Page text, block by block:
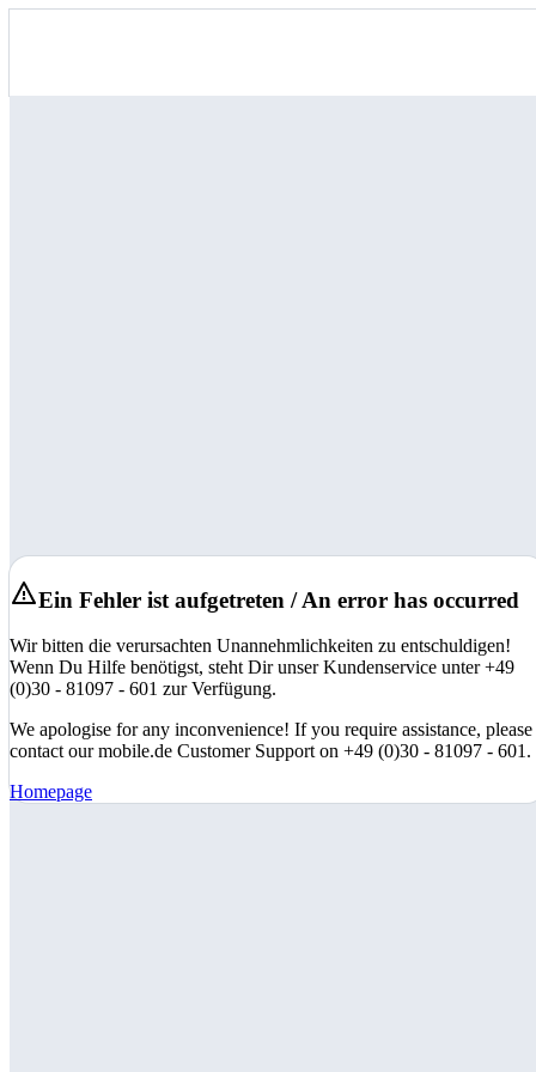
Ein Fehler ist aufgetreten / An error has occurred
Wir bitten die verursachten Unannehmlichkeiten zu entschuldigen!
Wenn Du Hilfe benötigst, steht Dir unser Kundenservice unter +49
(0)30 - 81097 - 601 zur Verfügung.
We apologise for any inconvenience! If you require assistance, please
contact our mobile.de Customer Support on +49 (0)30 - 81097 - 601.
Homepage